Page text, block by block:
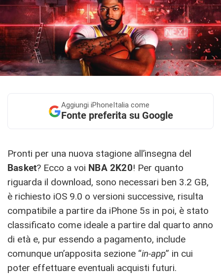
Aggiungi iPhoneItalia come
Fonte preferita su Google
Pronti per una nuova stagione all’insegna del
Basket? Ecco a voi NBA 2K20! Per quanto
riguarda il download, sono necessari ben 3.2 GB,
è richiesto iOS 9.0 o versioni successive, risulta
compatibile a partire da iPhone 5s in poi, è stato
classificato come ideale a partire dal quarto anno
di età e, pur essendo a pagamento, include
comunque un’apposita sezione “in-app” in cui
poter effettuare eventuali acquisti futuri.